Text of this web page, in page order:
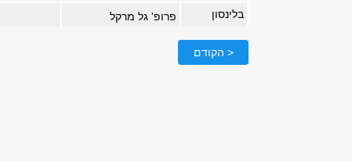
בלינסון
פרופ' גל מרקל
< הקודם